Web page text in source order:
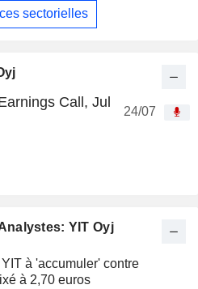
Call, Jul
24/07
YIT Oyj
à 'accumuler' contre
à 2,70 euros
sectorielles